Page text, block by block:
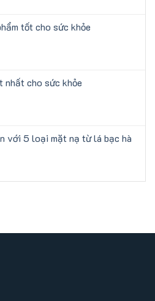
tốt cho sức khỏe
nhất cho sức khỏe
với 5 loại mặt nạ từ lá bạc hà